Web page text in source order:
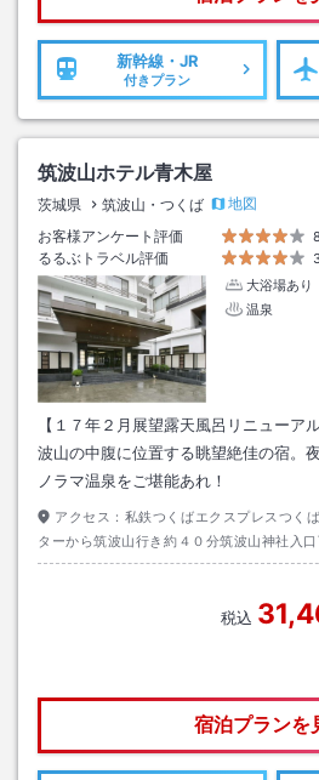
新幹線・JR
付きプラン
筑波山ホテル青木屋
茨城県 筑波山・つくば
地図
お客様アンケート評価
るるぶトラベル評価
大浴場あり
温泉
【１７年２月展望露天風呂リニューア
波山の中腹に位置する眺望絶佳の宿。
ノラマ温泉をご堪能あれ！
アクセス： 私鉄つくばエクスプレスつく
ターから筑波山行き約４０分筑波山神社入
税込
宿泊プランを